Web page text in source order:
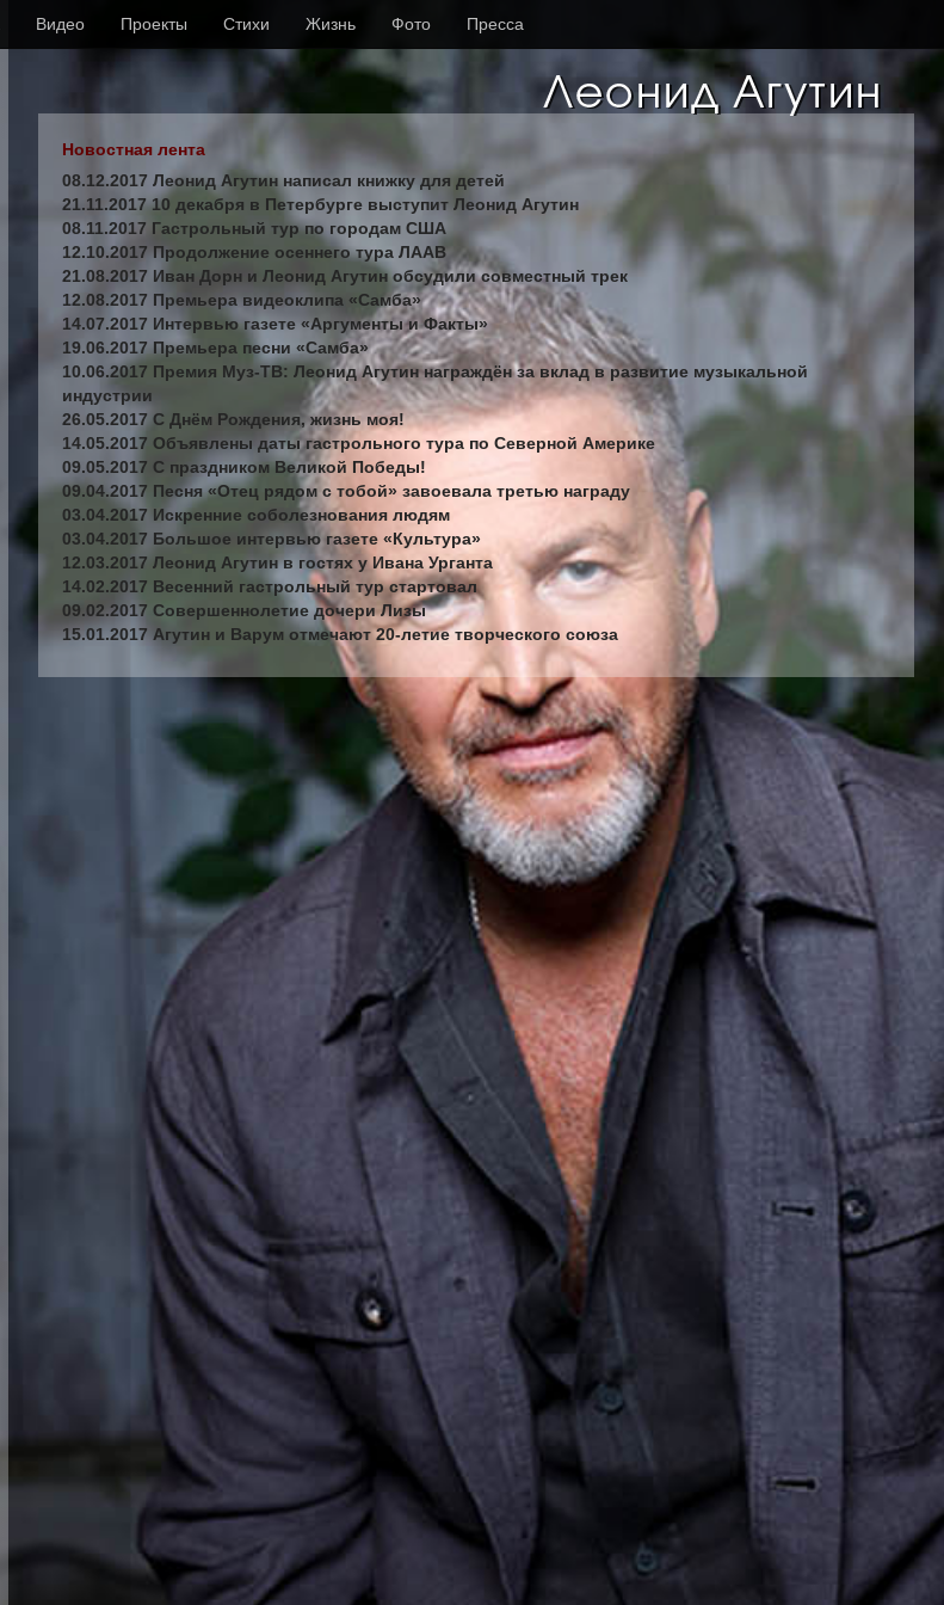
Видео Проекты Стихи Жизнь Фото Пресса
Новостная лента
08.12.2017 Леонид Агутин написал книжку для детей
21.11.2017 10 декабря в Петербурге выступит Леонид Агутин
08.11.2017 Гастрольный тур по городам США
12.10.2017 Продолжение осеннего тура ЛААВ
21.08.2017 Иван Дорн и Леонид Агутин обсудили совместный трек
12.08.2017 Премьера видеоклипа «Самба»
14.07.2017 Интервью газете «Аргументы и Факты»
19.06.2017 Премьера песни «Самба»
10.06.2017 Премия Муз-ТВ: Леонид Агутин награждён за вклад в развитие музыкальной
индустрии
26.05.2017 С Днём Рождения, жизнь моя!
14.05.2017 Объявлены даты гастрольного тура по Северной Америке
09.05.2017 С праздником Великой Победы!
09.04.2017 Песня «Отец рядом с тобой» завоевала третью награду
03.04.2017 Искренние соболезнования людям
03.04.2017 Большое интервью газете «Культура»
12.03.2017 Леонид Агутин в гостях у Ивана Урганта
14.02.2017 Весенний гастрольный тур стартовал
09.02.2017 Совершеннолетие дочери Лизы
15.01.2017 Агутин и Варум отмечают 20-летие творческого союза